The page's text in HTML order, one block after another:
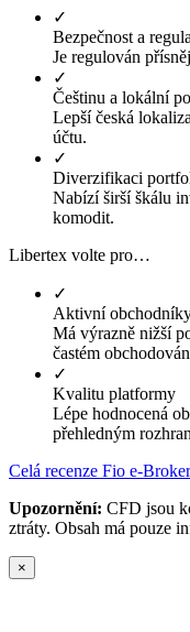
✓
Bezpečnost a
Je regulován
✓
Češtinu a lokální
Lepší česká
účtu.
✓
Diverzifikaci
Nabízí širší škálu
komodit.
Libertex volte pro…
✓
Aktivní
Má výrazně nižší
častém
✓
Kvalitu platformy
Lépe hodnocená
přehledným
Celá recenze Fio e-
Upozornění: CFD jsou
ztráty. Obsah má pouze
×